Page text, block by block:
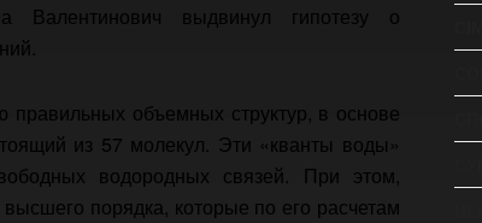
Валентинович выдвинул гипотезу о
правильных объемных структур, в основе
из 57 молекул. Эти «кванты воды»
водородных связей. При этом,
порядка, которые по его расчетам